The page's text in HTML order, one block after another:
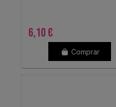
6,10 €
Comprar